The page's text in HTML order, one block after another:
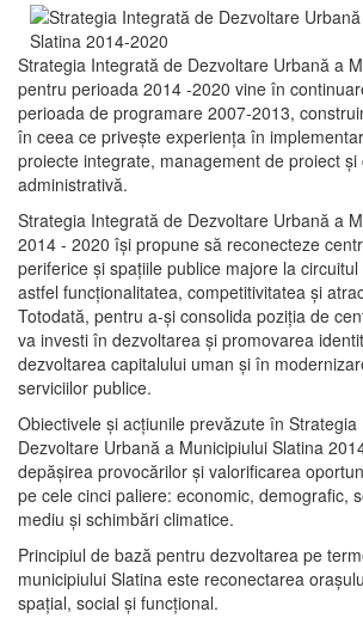
Strategia Integrată de Dezvoltare Urbană a
pentru perioada 2014 -2020 vine în
perioada de programare 2007-2013,
în ceea ce priveşte experienţa în
proiecte integrate, management de proiect și
administrativă.
Strategia Integrată de Dezvoltare Urbană a
2014 - 2020 își propune să reconecteze
periferice şi spaţiile publice majore la
astfel funcţionalitatea, competitivitatea şi
Totodată, pentru a-şi consolida poziţia de
va investi în dezvoltarea şi promovarea
dezvoltarea capitalului uman şi în
serviciilor publice.
Obiectivele şi acţiunile prevăzute în
Dezvoltare Urbană a Municipiului Slatina
depășirea provocărilor şi valorificarea
pe cele cinci paliere: economic, demografic,
mediu şi schimbări climatice.
Principiul de bază pentru dezvoltarea pe
municipiului Slatina este reconectarea
spaţial, social şi funcţional.